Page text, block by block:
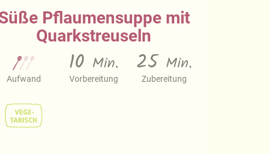
Pflaumensuppe mit
Quarkstreuseln
Aufwand
10 Min.
Vorbereitung
25 Min.
Zubereitung